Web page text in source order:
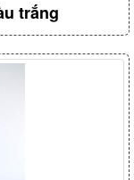
trắng